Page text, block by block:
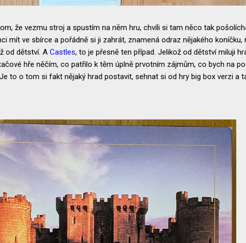
že vezmu stroj a spustím na něm hru, chvíli si tam něco tak
mít ve sbírce a pořádně si ji zahrát, znamená odraz nějakého koníčku,
od dětství. A Castles, to je přesně ten případ. Jelikož od dětství miluji
hře něčím, co patřilo k těm úplně prvotním zájmům, co bych na
to o tom si fakt nějaký hrad postavit, sehnat si od hry big box verzi a